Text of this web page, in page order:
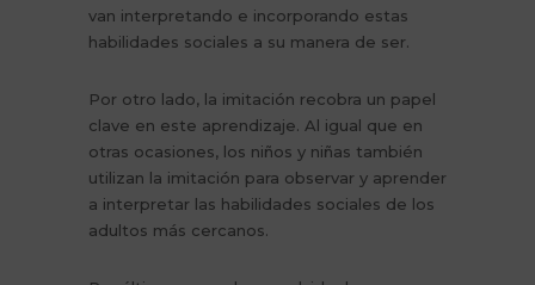
van interpretando e incorporando estas
habilidades sociales a su manera de ser.
Por otro lado, la imitación recobra un papel
clave en este aprendizaje. Al igual que en
otras ocasiones, los niños y niñas también
utilizan la imitación para observar y aprender
a interpretar las habilidades sociales de los
adultos más cercanos.